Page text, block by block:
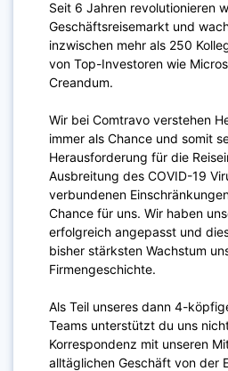
Seit 6 Jahren revolutionieren
Geschäftsreisemarkt und
inzwischen mehr als 250
von Top-Investoren wie
Creandum.
Wir bei Comtravo verstehen
immer als Chance und somit
Herausforderung für die
Ausbreitung des COVID-19
verbundenen
Chance für uns. Wir haben
erfolgreich angepasst und
bisher stärksten Wachstum
Firmengeschichte.
Als Teil unseres dann 4-
Teams unterstützt du uns
Korrespondenz mit unseren
alltäglichen Geschäft von der